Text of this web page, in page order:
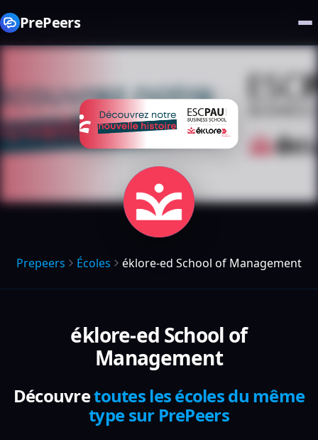
PrePeers
Prepeers Écoles éklore-ed School of Management
éklore-ed School of
Management
Découvretoutes les écoles du même
type sur PrePeers